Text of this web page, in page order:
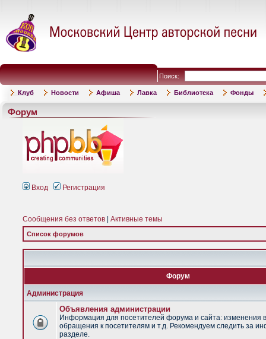
Поиск:
Клуб Новости Афиша Лавка Библиотека Фонды
Форум
Вход Регистрация
Сообщения без ответов Активные темы
Список форумов
Форум
Администрация
Объявления администрации
Информация для посетителей форума и сайта: изменения
обращения к посетителям и т.д. Рекомендуем следить за
разделе.